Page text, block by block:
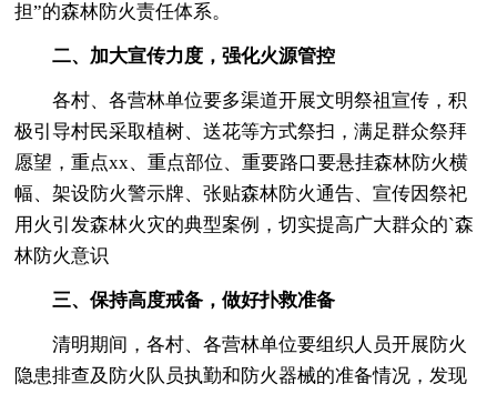
担”的森林防火责任体系。
二、加大宣传力度，强化火源管控
各村、各营林单位要多渠道开展文明祭祖宣传，积
极引导村民采取植树、送花等方式祭扫，满足群众祭拜
愿望，重点xx、重点部位、重要路口要悬挂森林防火横
幅、架设防火警示牌、张贴森林防火通告、宣传因祭祀
用火引发森林火灾的典型案例，切实提高广大群众的`森
林防火意识
三、保持高度戒备，做好扑救准备
清明期间，各村、各营林单位要组织人员开展防火
隐患排查及防火队员执勤和防火器械的准备情况，发现